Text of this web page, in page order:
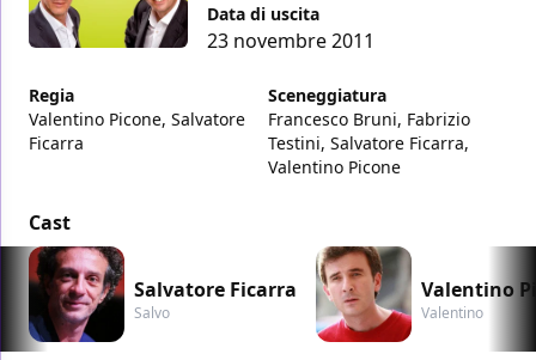
Data di uscita
23 novembre 2011
Regia
Valentino Picone, Salvatore
Ficarra
Sceneggiatura
Francesco Bruni, Fabrizio
Testini, Salvatore Ficarra,
Valentino Picone
Cast
Salvatore Ficarra
Salvo
Valentino
Valentino